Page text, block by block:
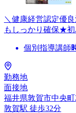
＼健康経営認定優
もしっかり確保★
個別指導講師
勤務地
面接地
福井県敦賀市中央町
敦賀駅 徒歩32分